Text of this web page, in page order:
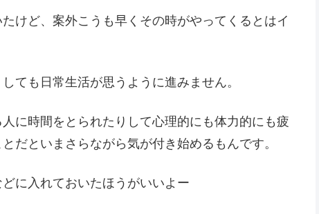
けど、案外こうも早くその時がやってくるとはイ
ても日常生活が思うように進みません。
に時間をとられたりして心理的にも体力的にも疲
だといまさらながら気が付き始めるもんです。
に入れておいたほうがいいよー